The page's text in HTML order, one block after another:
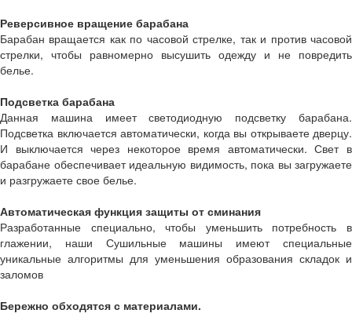
Реверсивное вращение барабана
Барабан вращается как по часовой стрелке, так и против часовой
стрелки, чтобы равномерно высушить одежду и не повредить
белье.
Подсветка барабана
Данная машина имеет светодиодную подсветку барабана.
Подсветка включается автоматически, когда вы открываете дверцу.
И выключается через некоторое время автоматически. Свет в
барабане обеспечивает идеальную видимость, пока вы загружаете
и разгружаете свое белье.
Автоматическая функция защиты от сминания
Разработанные специально, чтобы уменьшить потребность в
глажении, наши Сушильные машины имеют специальные
уникальные алгоритмы для уменьшения образования складок и
заломов
Бережно обходятся с материалами.